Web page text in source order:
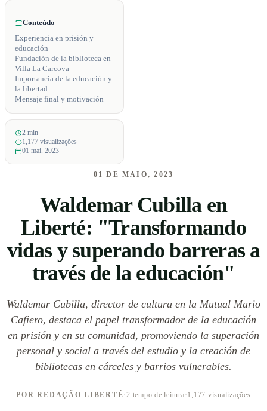
Conteúdo
Experiencia en prisión y
educación
Fundación de la biblioteca en
Villa La Carcova
Importancia de la educación y
la libertad
Mensaje final y motivación
2 min
1,177 visualizações
01 mai. 2023
01 DE MAIO, 2023
Waldemar Cubilla en
Liberté: "Transformando
vidas y superando barreras a
través de la educación"
Waldemar Cubilla, director de cultura en la Mutual Mario
Cafiero, destaca el papel transformador de la educación
en prisión y en su comunidad, promoviendo la superación
personal y social a través del estudio y la creación de
bibliotecas en cárceles y barrios vulnerables.
POR REDAÇÃO LIBERTÉ·2 tempo de leitura·1,177 visualizações